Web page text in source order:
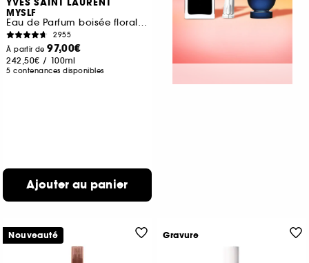
YVES SAINT LAURENT
MYSLF
Eau de Parfum boisée florale Rechargeable pour homme
2955
À partir de97,00€
242,50€ / 100ml
5 contenances disponibles
Ajouter au panier
Nouveauté Gravure